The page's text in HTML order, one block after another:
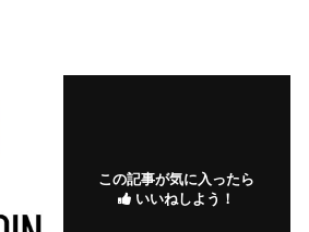
この記事が気に入ったら
いいねしよう！